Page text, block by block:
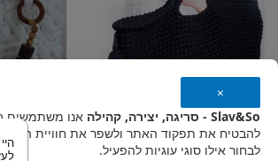
תיקי יד
×
Slav&So - סריגה, יצירה, קהילה
אנו משתמשים
להבטיח את תפקוד האתר ולשפר את חוויית
לבחור אילו סוגי עוגיות להפעיל.